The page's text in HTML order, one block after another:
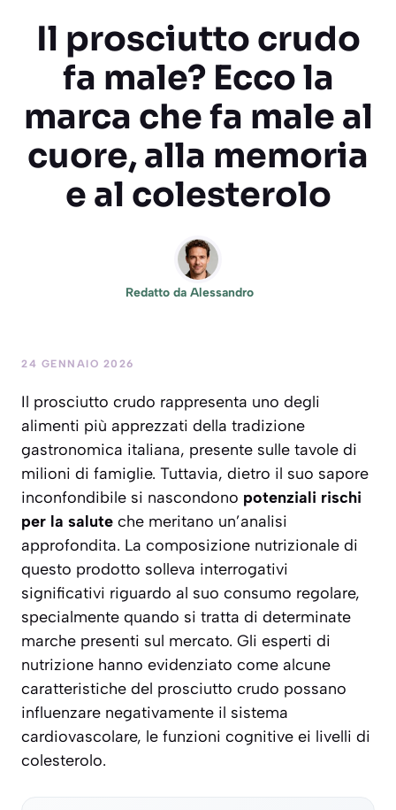
Il prosciutto crudo
fa male? Ecco la
marca che fa male al
cuore, alla memoria
e al colesterolo
Redatto da Alessandro
24 GENNAIO 2026
Il prosciutto crudo rappresenta uno degli
alimenti più apprezzati della tradizione
gastronomica italiana, presente sulle tavole di
milioni di famiglie. Tuttavia, dietro il suo sapore
inconfondibile si nascondono potenziali rischi
per la salute che meritano un’analisi
approfondita. La composizione nutrizionale di
questo prodotto solleva interrogativi
significativi riguardo al suo consumo regolare,
specialmente quando si tratta di determinate
marche presenti sul mercato. Gli esperti di
nutrizione hanno evidenziato come alcune
caratteristiche del prosciutto crudo possano
influenzare negativamente il sistema
cardiovascolare, le funzioni cognitive ei livelli di
colesterolo.